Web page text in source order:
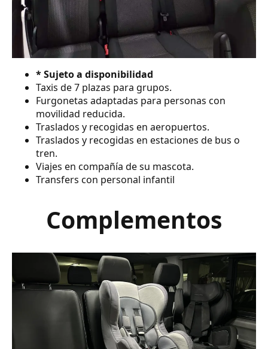
* Sujeto a disponibilidad
Taxis de 7 plazas para grupos.
Furgonetas adaptadas para personas con
movilidad reducida.
Traslados y recogidas en aeropuertos.
Traslados y recogidas en estaciones de bus o
tren.
Viajes en compañía de su mascota.
Transfers con personal infantil
Complementos